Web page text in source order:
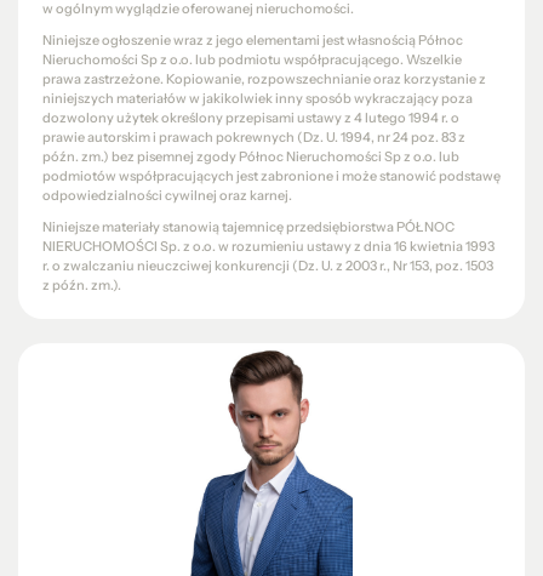
w ogólnym wyglądzie oferowanej nieruchomości.
Niniejsze ogłoszenie wraz z jego elementami jest własnością Północ
Nieruchomości Sp z o.o. lub podmiotu współpracującego. Wszelkie
prawa zastrzeżone. Kopiowanie, rozpowszechnianie oraz korzystanie z
niniejszych materiałów w jakikolwiek inny sposób wykraczający poza
dozwolony użytek określony przepisami ustawy z 4 lutego 1994 r. o
prawie autorskim i prawach pokrewnych (Dz. U. 1994, nr 24 poz. 83 z
późn. zm.) bez pisemnej zgody Północ Nieruchomości Sp z o.o. lub
podmiotów współpracujących jest zabronione i może stanowić podstawę
odpowiedzialności cywilnej oraz karnej.
Niniejsze materiały stanowią tajemnicę przedsiębiorstwa PÓŁNOC
NIERUCHOMOŚCI Sp. z o.o. w rozumieniu ustawy z dnia 16 kwietnia 1993
r. o zwalczaniu nieuczciwej konkurencji (Dz. U. z 2003 r., Nr 153, poz. 1503
z późn. zm.).